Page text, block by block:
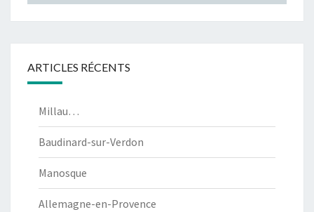
ARTICLES RÉCENTS
Millau…
Baudinard-sur-Verdon
Manosque
Allemagne-en-Provence